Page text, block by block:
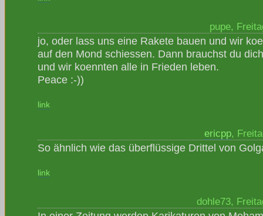
pupe,
jo, oder lass uns eine Rakete bauen und wir
auf den Mond schiessen. Dann brauchst du
und wir koennten alle in Frieden leben.
Peace :-))
link
ericpp,
So ähnlich wie das überflüssige Drittel von
link
dohle73,